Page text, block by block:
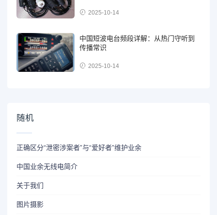
2025-10-14
中国短波电台频段详解：从热门守听到
传播常识
2025-10-14
随机
正确区分“泄密涉案者”与“爱好者”维护业余
中国业余无线电简介
关于我们
图片摄影